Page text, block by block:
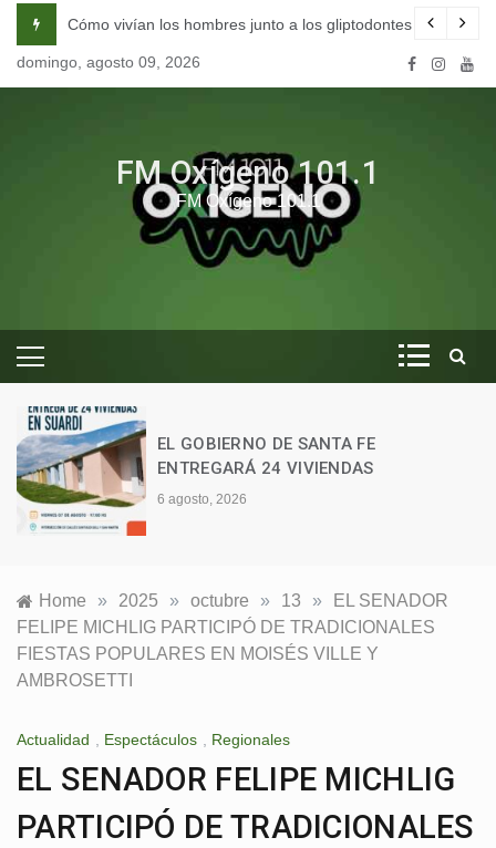
content
escuela de seducción en Córdoba.
Cómo vivían los hombres junto a los gliptodontes en nuestra
domingo, agosto 09, 2026
FM Oxígeno 101.1
FM Oxígeno 101.1
EL GOBIERNO DE SANTA FE
ENTREGARÁ 24 VIVIENDAS
6 agosto, 2026
Home » 2025 » octubre » 13 »
EL SENADOR
FELIPE MICHLIG PARTICIPÓ DE TRADICIONALES
FIESTAS POPULARES EN MOISÉS VILLE Y
AMBROSETTI
Actualidad , Espectáculos , Regionales
EL SENADOR FELIPE MICHLIG
PARTICIPÓ DE TRADICIONALES